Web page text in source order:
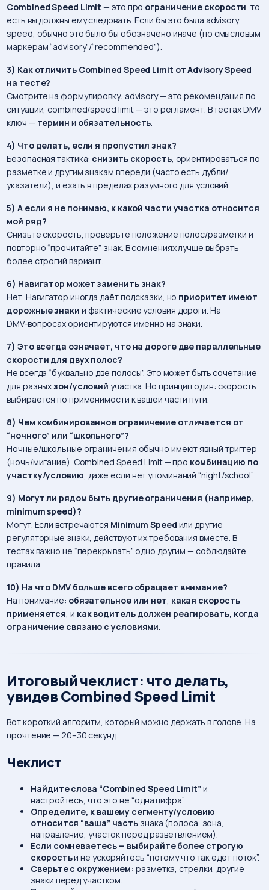
Combined Speed Limit — это про ограничение скорости , то
есть вы должны ему следовать. Если бы это была advisory
speed, обычно это было бы обозначено иначе (по смысловым
маркерам “advisory”/“recommended”).
3) Как отличить Combined Speed Limit от Advisory Speed
на тесте?
Смотрите на формулировку: advisory — это рекомендация по
ситуации, combined/speed limit — это регламент. В тестах DMV
ключ — термин и обязательность
4) Что делать, если я пропустил знак?
Безопасная тактика: снизить скорость, ориентироваться по
разметке и другим знакам впереди (часто есть дубли/
указатели), и ехать в пределах разумного для условий.
5) А если я не понимаю, к какой части участка относится
мой ряд?
Снизьте скорость, проверьте положение полос/разметки и
повторно “прочитайте” знак. В сомнениях лучше выбрать
более строгий вариант.
6) Навигатор может заменить знак?
Нет. Навигатор иногда даёт подсказки, но приоритет имеют
дорожные знаки и фактические условия дороги. На
DMV‑вопросах ориентируются именно на знаки.
7) Это всегда означает, что на дороге две параллельные
скорости для двух полос?
Не всегда “буквально две полосы”. Это может быть сочетание
для разныхзон/условий участка. Но принцип один: скорость
выбирается по применимости к вашей части пути.
8) Чем комбинированное ограничение отличается от
“ночного” или “школьного”?
Ночные/школьные ограничения обычно имеют явный триггер
(ночь/мигание). Combined Speed Limit — про комбинацию по
участку/условию , даже если нет упоминаний “night/school”.
9) Могут ли рядом быть другие ограничения (например,
minimum speed)?
Могут. Если встречаются Minimum Speed или другие
регуляторные знаки, действуют их требования вместе. В
тестах важно не “перекрывать” одно другим — соблюдайте
правила.
10) На что DMV больше всего обращает внимание?
На понимание: обязательное или нет какая скорость
применяется , и как водитель должен реагировать, когда
ограничение связано с условиями
Итоговый чеклист: что делать,
увидев Combined Speed Limit
Вот короткий алгоритм, который можно держать в голове. На
прочтение — 20–30 секунд.
Чеклист
Найдите слова “Combined Speed Limit” и
настройтесь, что это не “одна цифра”.
Определите, к вашему сегменту/условию
относится “ваша” часть знака (полоса, зона,
направление, участок перед разветвлением).
Если сомневаетесь — выбирайте более строгую
скоростьи не ускоряйтесь “потому что так едет поток”.
Сверьте с окружением: разметка, стрелки, другие
знаки перед участком.